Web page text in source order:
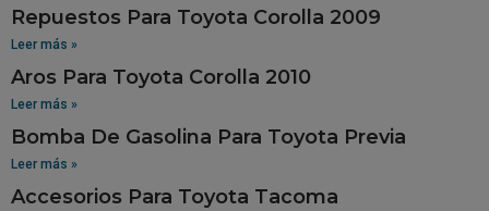
Repuestos Para Toyota Corolla 2009
Leer más »
Aros Para Toyota Corolla 2010
Leer más »
Bomba De Gasolina Para Toyota Previa
Leer más »
Accesorios Para Toyota Tacoma